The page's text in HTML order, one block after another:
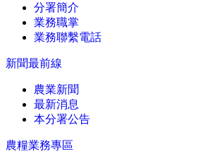
分署簡介
業務職掌
業務聯繫電話
新聞最前線
農業新聞
最新消息
本分署公告
農糧業務專區